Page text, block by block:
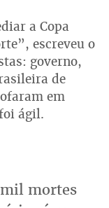
a Copa
escreveu o
governo,
de
em
ágil.
mortes